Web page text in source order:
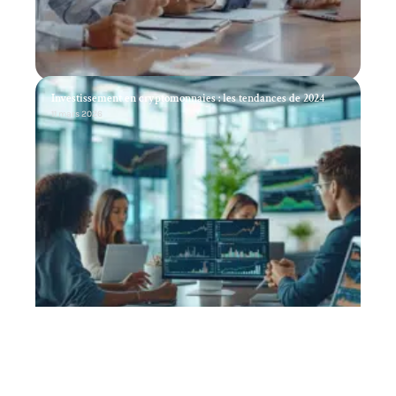
Investissement en cryptomonnaies : les tendances de 2024
11 mars 2026